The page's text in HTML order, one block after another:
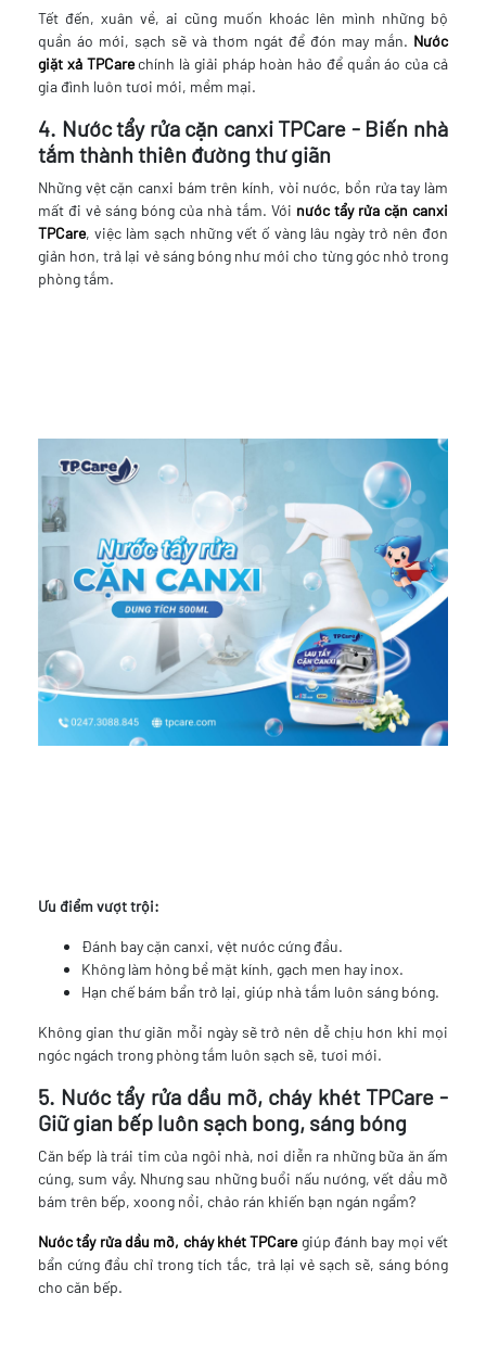
Tết đến, xuân về, ai cũng muốn khoác lên mình những bộ
quần áo mới, sạch sẽ và thơm ngát để đón may mắn. Nước
giặt xả TPCarechính là giải pháp hoàn hảo để quần áo của cả
gia đình luôn tươi mới, mềm mại.
4. Nước tẩy rửa cặn canxi TPCare - Biến nhà
tắm thành thiên đường thư giãn
Những vệt cặn canxi bám trên kính, vòi nước, bồn rửa tay làm
mất đi vẻ sáng bóng của nhà tắm. Với nước tẩy rửa cặn canxi
TPCare, việc làm sạch những vết ố vàng lâu ngày trở nên đơn
giản hơn, trả lại vẻ sáng bóng như mới cho từng góc nhỏ trong
phòng tắm.
Ưu điểm vượt trội:
Đánh bay cặn canxi, vệt nước cứng đầu.
Không làm hỏng bề mặt kính, gạch men hay inox.
Hạn chế bám bẩn trở lại, giúp nhà tắm luôn sáng bóng.
Không gian thư giãn mỗi ngày sẽ trở nên dễ chịu hơn khi mọi
ngóc ngách trong phòng tắm luôn sạch sẽ, tươi mới.
5. Nước tẩy rửa dầu mỡ, cháy khét TPCare -
Giữ gian bếp luôn sạch bong, sáng bóng
Căn bếp là trái tim của ngôi nhà, nơi diễn ra những bữa ăn ấm
cúng, sum vầy. Nhưng sau những buổi nấu nướng, vết dầu mỡ
bám trên bếp, xoong nồi, chảo rán khiến bạn ngán ngẩm?
Nước tẩy rửa dầu mỡ, cháy khét TPCaregiúp đánh bay mọi vết
bẩn cứng đầu chỉ trong tích tắc, trả lại vẻ sạch sẽ, sáng bóng
cho căn bếp.